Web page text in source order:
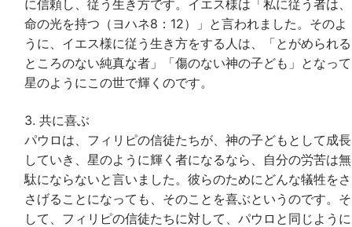
に信頼し、従う生き方です。イエス様は「私に従う者は、
命の光を持つ（ヨハネ8：12）」と言われました。そのよ
うに、イエス様に従う生き方をする人は、「とがめられる
ところのない純真な者」「傷のない神の子ども」となって
星のようにこの世で輝くのです。
3. 共に喜ぶ
パウロは、フィリピの信徒たちが、神の子どもとして成長
していき、星のように輝く者になるなら、自分の労苦は無
駄にならないと言いました。彼らのためにどんな犠牲をさ
さげることになっても、そのことを喜ぶというのです。そ
して、フィリピの信徒たちに対して、パウロと同じように